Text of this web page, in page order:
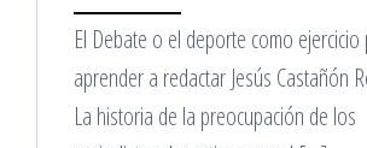
El Debate o el deporte como ejercicio
aprender a redactar Jesús Castañón
La historia de la preocupación de los